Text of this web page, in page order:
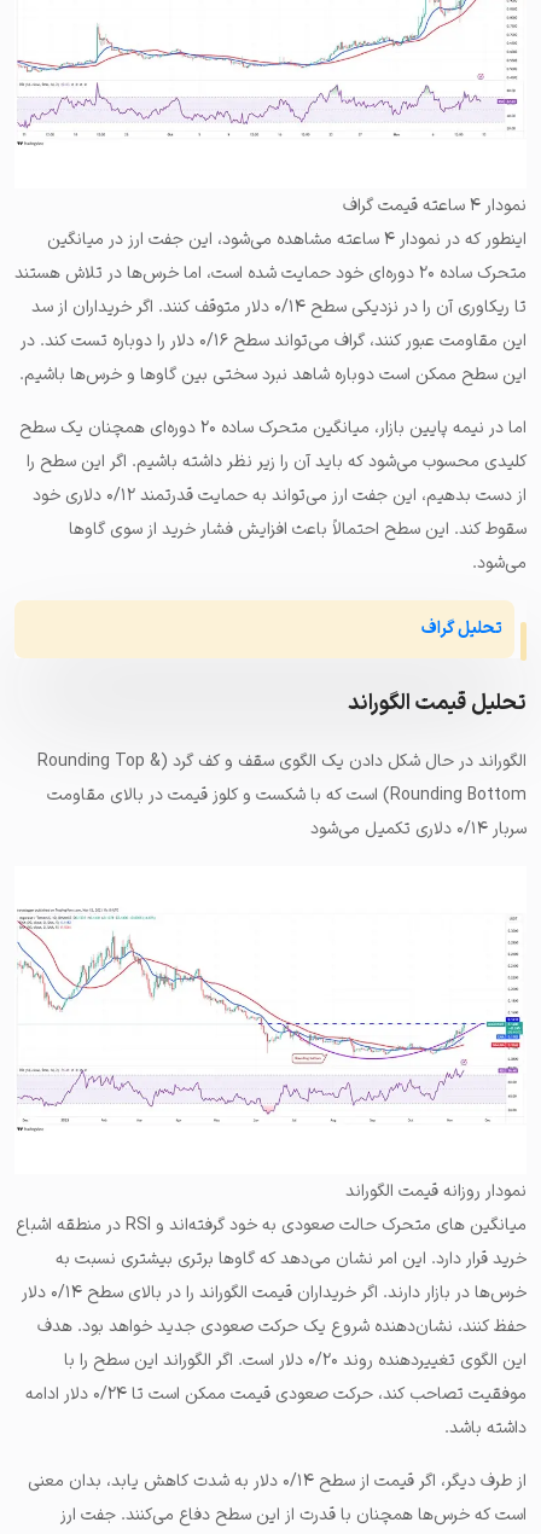
نمودار ۴ ساعته قیمت گراف
اینطور که در نمودار ۴ ساعته مشاهده می‌شود، این جفت ارز در میانگین
متحرک ساده ۲۰ دوره‌ای خود حمایت شده است، اما خرس‌ها در تلاش هستند
تا ریکاوری آن را در نزدیکی سطح ۰/۱۴ دلار متوقف کنند. اگر خریداران از سد
این مقاومت عبور کنند، گراف می‌تواند سطح ۰/۱۶ دلار را دوباره تست کند. در
این سطح ممکن است دوباره شاهد نبرد سختی بین گاوها و خرس‌ها باشیم.
اما در نیمه پایین بازار، میانگین متحرک ساده ۲۰ دوره‌ای همچنان یک سطح
کلیدی محسوب می‌شود که باید آن را زیر نظر داشته باشیم. اگر این سطح را
از دست بدهیم، این جفت ارز می‌تواند به حمایت قدرتمند ۰/۱۲ دلاری خود
سقوط کند. این سطح احتمالاً باعث افزایش فشار خرید از سوی گاوها
می‌شود.
تحلیل گراف
تحلیل قیمت الگوراند
الگوراند در حال شکل دادن یک الگوی سقف و کف گرد (Rounding Top &
Rounding Bottom) است که با شکست و کلوز قیمت در بالای مقاومت
سربار ۰/۱۴ دلاری تکمیل می‌شود
نمودار روزانه قیمت الگوراند
میانگین های متحرک حالت صعودی به خود گرفته‌اند و RSI در منطقه اشباع
خرید قرار دارد. این امر نشان می‌دهد که گاوها برتری بیشتری نسبت به
خرس‌ها در بازار دارند. اگر خریداران قیمت الگوراند را در بالای سطح ۰/۱۴ دلار
حفظ کنند، نشان‌دهنده شروع یک حرکت صعودی جدید خواهد بود. هدف
این الگوی تغییردهنده روند ۰/۲۰ دلار است. اگر الگوراند این سطح را با
موفقیت تصاحب کند، حرکت صعودی قیمت ممکن است تا ۰/۲۴ دلار ادامه
داشته باشد.
از طرف دیگر، اگر قیمت از سطح ۰/۱۴ دلار به شدت کاهش یابد، بدان معنی
است که خرس‌ها همچنان با قدرت از این سطح دفاع می‌کنند. جفت ارز